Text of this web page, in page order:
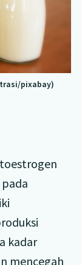
pixabay)
kadar
mencegah